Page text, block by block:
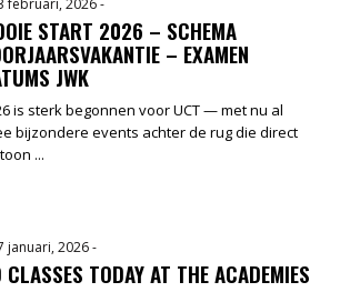
februari, 2026-
START 2026 – SCHEMA
– EXAMEN
JWK
is sterk begonnen voor UCT — met nu al
bijzondere events achter de rug die direct
...
januari, 2026-
CLASSES TODAY AT THE ACADEMIES